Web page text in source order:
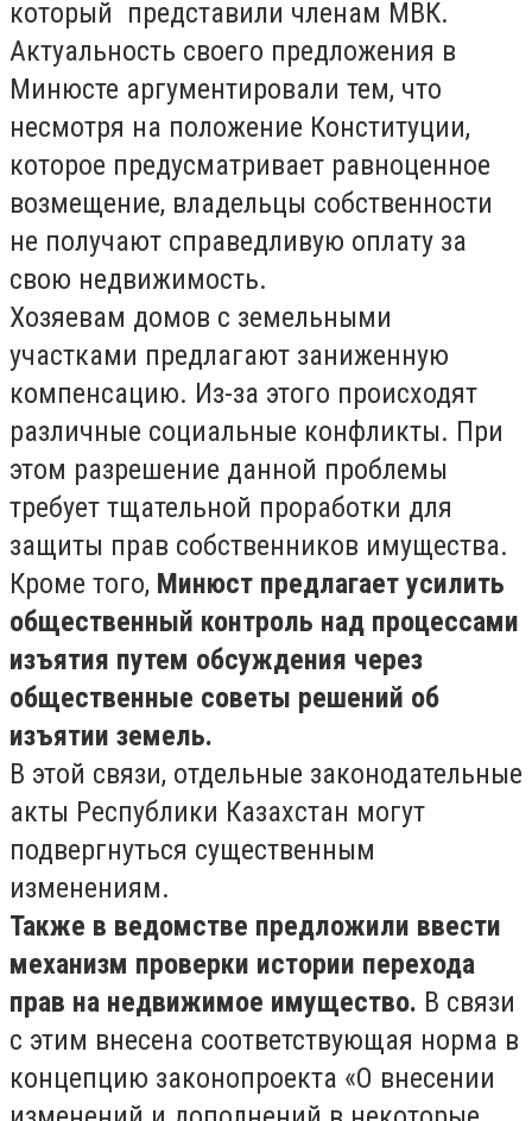
который представили членам МВК.
Актуальность своего предложения в
Минюсте аргументировали тем, что
несмотря на положение Конституции,
которое предусматривает равноценное
возмещение, владельцы собственности
не получают справедливую оплату за
свою недвижимость.
Хозяевам домов с земельными
участками предлагают заниженную
компенсацию. Из-за этого происходят
различные социальные конфликты. При
этом разрешение данной проблемы
требует тщательной проработки для
защиты прав собственников имущества.
Кроме того, Минюст предлагает усилить
общественный контроль над процессами
изъятия путем обсуждения через
общественные советы решений об
изъятии земель.
В этой связи, отдельные законодательные
акты Республики Казахстан могут
подвергнуться существенным
изменениям.
Также в ведомстве предложили ввести
механизм проверки истории перехода
прав на недвижимое имущество. В связи
с этим внесена соответствующая норма в
концепцию законопроекта «О внесении